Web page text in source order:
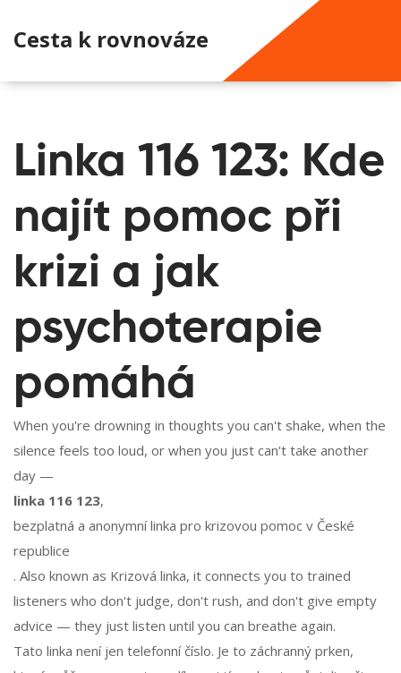
Cesta k rovnováze
Linka 116 123: Kde
najít pomoc při
krizi a jak
psychoterapie
pomáhá
When you're drowning in thoughts you can't shake, when the
silence feels too loud, or when you just can't take another
day —
linka 116 123,
bezplatná a anonymní linka pro krizovou pomoc v České
republice
. Also known as Krizová linka, it connects you to trained
listeners who don't judge, don't rush, and don't give empty
advice — they just listen until you can breathe again.
Tato linka není jen telefonní číslo. Je to záchranný prken,